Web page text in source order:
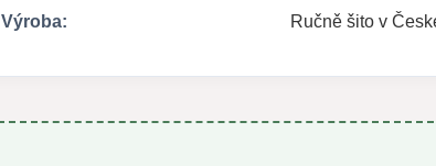
Výroba: Ručně šito v